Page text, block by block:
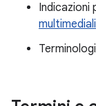
Indicazioni
multimediali